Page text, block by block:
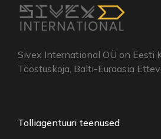
Sivex International OÜ on Eesti
Tööstuskoja, Balti-Euraasia
Tolliagentuuri teenused